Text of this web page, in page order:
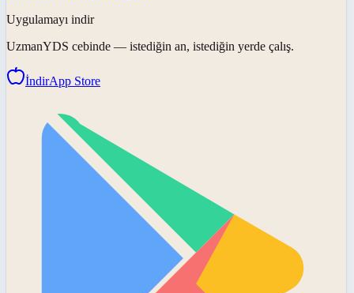
Uygulamayı indir
UzmanYDS cebinde — istediğin an, istediğin yerde çalış.
İndirApp Store